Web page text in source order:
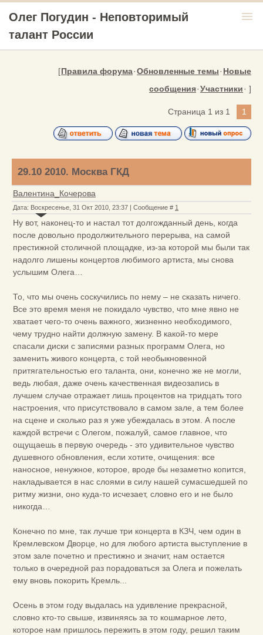
Олег Погудин - Неповторимый
талант России
menu
[Правила форума·Обновленные темы·Новые
сообщения·Участники· ]
Страница 1 из 1 1
29.10 2010. Москва ГКД
Валентина_Кочерова
Дата: Воскресенье, 31 Окт 2010, 23:37 | Сообщение # 1
Ну вот, наконец-то и настал тот долгожданный день, когда
после довольно продолжительного перерыва, на самой
престижной столичной площадке, из-за которой мы были так
надолго лишены концертов любимого артиста, мы снова
услышим Олега…
То, что мы очень соскучились по нему – не сказать ничего.
Все это время меня не покидало чувство, что мне явно не
хватает чего-то очень важного, жизненно необходимого,
чему трудно найти должную замену. В какой-то мере
спасали диски с записями разных программ Олега, но
заменить живого концерта, с той необыкновенной
притягательностью его таланта, они, конечно же не могли,
ведь любая, даже очень качественная видеозапись в
лучшем случае отражает лишь процентов на тридцать того
настроения, что присутствовало в самом зале, а тем более
на сцене и сколько раз я уже убеждалась в этом. А после
каждой встречи с Олегом, пожалуй, самое главное, что
ощущаешь в первую очередь - это удивительное чувство
душевного обновления, если хотите, очищения: все
наносное, ненужное, которое, вроде бы незаметно копится,
накладывается в нас слоями в силу нашей сумасшедшей по
ритму жизни, оно куда-то исчезает, словно его и не было
никогда…
Конечно по мне, так лучше три концерта в КЗЧ, чем один в
Кремлевском Дворце, но для любого артиста выступление в
этом зале почетно и престижно и значит, нам остается
только в очередной раз порадоваться за Олега и пожелать
ему вновь покорить Кремль...
Осень в этом году выдалась на удивление прекрасной,
словно кто-то свыше, извиняясь за то кошмарное лето,
которое нам пришлось пережить в этом году, решил таким